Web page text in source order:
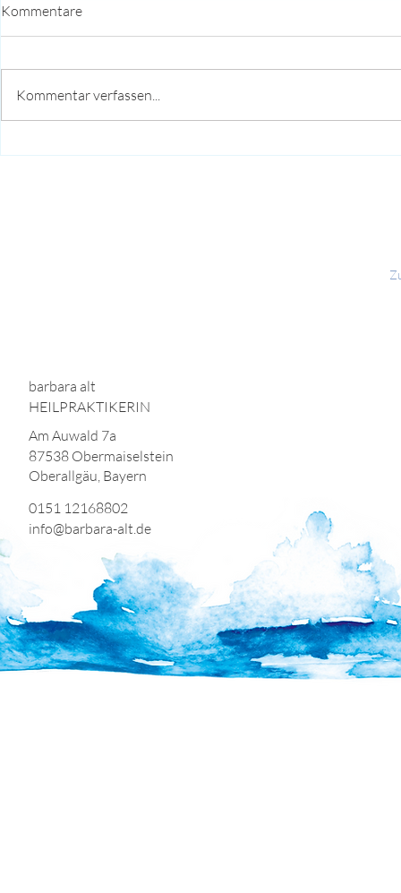
Kommentare
Kommentar verfassen...
barbara alt
HEILPRAKTIKERIN
Am Auwald 7a
87538 Obermaiselstein
Oberallgäu, Bayern
0151 12168802
info@barbara-alt.de